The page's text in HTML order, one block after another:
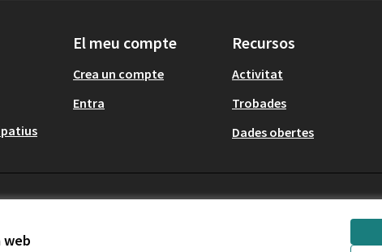
web
El meu compte
Crea un compte
Entra
Recursos
Activitat
Trobades
Dades obertes